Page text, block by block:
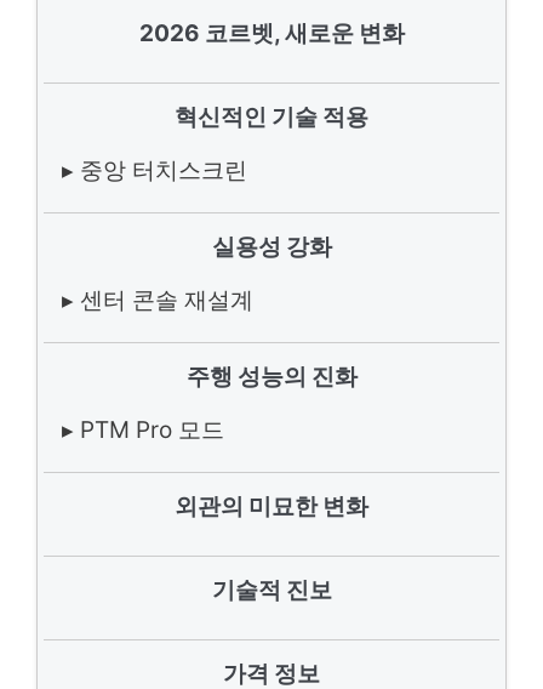
2026 코르벳, 새로운 변화
혁신적인 기술 적용
▸ 중앙 터치스크린
실용성 강화
▸ 센터 콘솔 재설계
주행 성능의 진화
▸ PTM Pro 모드
외관의 미묘한 변화
기술적 진보
가격 정보